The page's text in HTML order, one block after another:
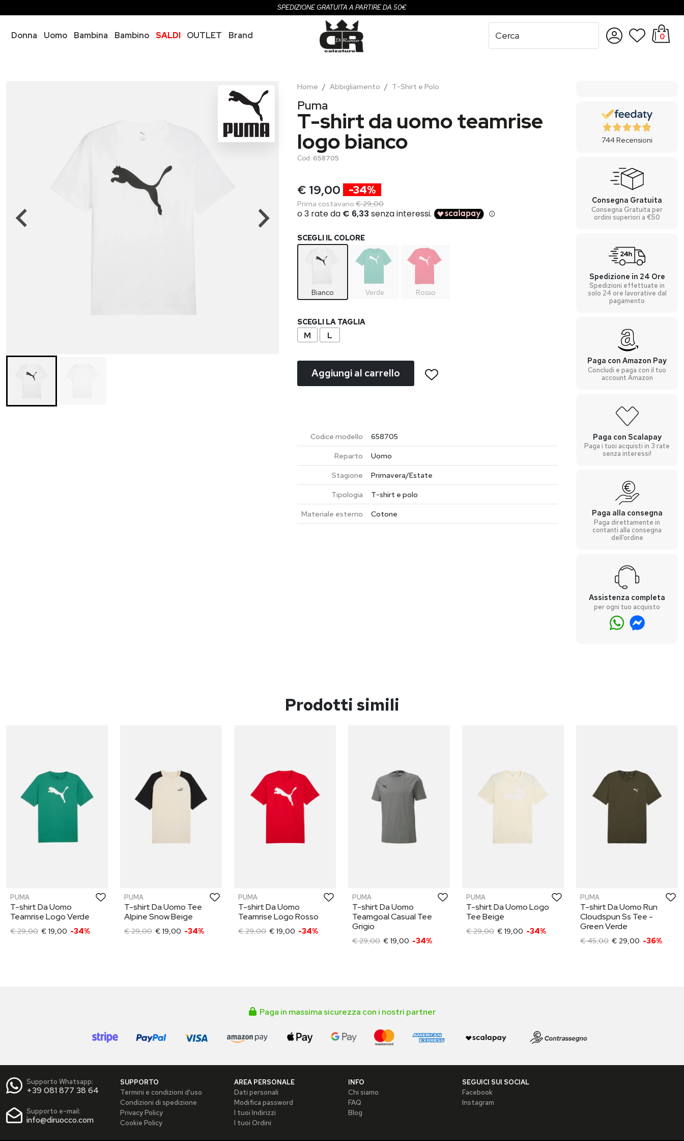
SPEDIZIONE GRATUITA A PARTIRE DA 50€
Donna Uomo Bambina Bambino SALDI OUTLET
Brand
0
Home Abbigliamento T-Shirt e Polo
Puma
T-shirt da uomo teamrise
logo bianco
Cod: 658705
€ 19,00 -34%
Prima costavano € 29,00
SCEGLI IL COLORE
Bianco Verde Rosso
SCEGLI LA TAGLIA
M L
Aggiungi al carrello
Codice modello
658705
Reparto
Uomo
Stagione
Primavera/Estate
Tipologia
T-shirt e polo
Materiale esterno
Cotone
744Recensioni
Consegna Gratuita
Consegna Gratuita per
ordini superiori a €50
Spedizione in 24 Ore
Spedizioni effettuate in
solo 24 ore lavorative dal
pagamento
Paga con Amazon Pay
Concludi e paga con il tuo
account Amazon
Paga con Scalapay
Paga i tuoi acquisti in 3 rate
senza interessi!
Paga alla consegna
Paga direttamente in
contanti alla consegna
dell’ordine
Assistenza completa
per ogni tuo acquisto
Prodotti simili
PUMA
T-shirt Da Uomo
Teamrise Logo Verde
€ 29,00 € 19,00 -34%
PUMA
T-shirt Da Uomo Tee
Alpine Snow Beige
€ 29,00 € 19,00 -34%
PUMA
T-shirt Da Uomo
Teamrise Logo Rosso
€ 29,00 € 19,00 -34%
PUMA
T-shirt Da Uomo
Teamgoal Casual Tee
Grigio
€ 29,00 € 19,00 -34%
PUMA
T-shirt Da Uomo Logo
Tee Beige
€ 29,00 € 19,00 -34%
PUMA
T-shirt Da Uomo Run
Cloudspun Ss Tee -
Green Verde
€ 45,00 € 29,00 -36%
Paga in massima sicurezza con i nostri partner
Supporto Whatsapp:
+39 081 877 38 64
Supporto e-mail:
info@diruocco.com
SUPPORTO
Termini e condizioni d'uso
Condizioni di spedizione
Privacy Policy
Cookie Policy
AREA PERSONALE
Dati personali
Modifica password
I tuoi Indirizzi
I tuoi Ordini
INFO
Chi siamo
FAQ
Blog
SEGUICI SUI SOCIAL
Facebook
Instagram